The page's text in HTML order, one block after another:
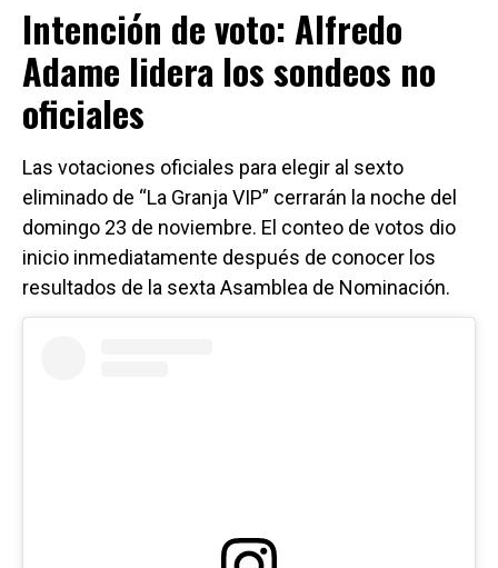
Intención de voto: Alfredo
Adame lidera los sondeos no
oficiales
Las votaciones oficiales para elegir al sexto
eliminado de “La Granja VIP” cerrarán la noche del
domingo 23 de noviembre. El conteo de votos dio
inicio inmediatamente después de conocer los
resultados de la sexta Asamblea de Nominación.